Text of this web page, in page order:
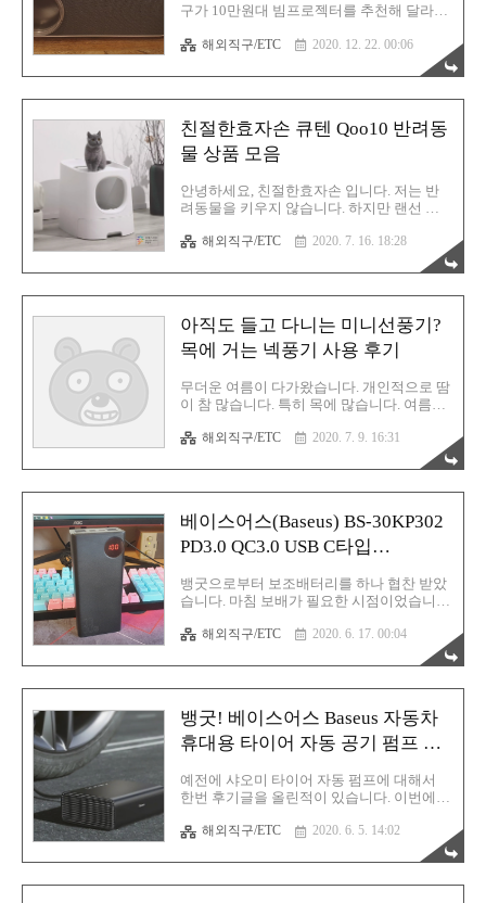
방에도 있으면 더할나위없이 좋을 것 같은
제품입니다. 센서형 자동 손세정기 입니다.
샤오미 미지아에서 나온 상품으
rgy0409.tistory.com 이번에 구매한 디스펜서
는 정확히는 중국의 심플웨이(Si..
구가 10만원대 빔프로젝터를 추천해 달라는
진행하는데 가지고있던 빔프로젝터가 슬슬
오늘 내일 하고 있다는군요. 하지만 국내에
서 판매하는 PPT용 빔프로젝터는 대체로 비
싼 편! 10만원대를 맞추자니 해상도와 기타
내 판매는 잠시 접어두고 해외로 시야를 넓
혀야 합니다. 기욍이면 빨리 배송을 받기를
희망하고 있습니다. 즉 알리익스프레스는 탈
락입니다. 그럼 답은 한 곳입니다. 큐텐입니
다. 큐텐도 판매처마다 배송 기간이 제각각
이지만 대체로 빨랐던 경험이 많습니다. 이
번에도 믿고 구매해 볼 생각입니다. 마침 괜
찮은 상품을 봐둔게 있습니다. 16만원대
(2020.11.21 기준) 가격을 형성하고 ..
해외직구/ETC 2020. 12. 22. 00:06
친절한효자손 큐텐 Qoo10 반려동
물 상품 모음
안녕하세요, 친절한효자손 입니다. 저는 반
려동물을 키우지 않습니다. 하지만 랜선 집
다. 그래서 한번 모아봤습니다. 만약 지금 반
려동물을 키운다면 저는 이런 제품을 구매하
고 싶습니다. 그러나 가장 중요한건 녀석들
이 좋아해줄지에 대한 부분이겠죠? 이건 뭐
로 저집 고양이는 좋아하는데 우리집 고양이
는 싫어할수도 있을겁니다. 솔직히 캐바캐인
것 같아요. 어찌되었든 확실한 건 구매를 해
보고 욘석들에게 냄새를 맡게 한 다음에 과
연 호기심 어린 눈으로 지켜봐주고 직접 이
용하게 될지 눈으로 겪어봐야 한다는 것 입
니다. 큐텐에서 판매하는 반려동물 용품들
중, 이건 필요하겠다 싶은 상품들을 모았습
니다. 랜선집사 뿐만 아니라 현재 반려동물
해외직구/ETC 2020. 7. 16. 18:28
아직도 들고 다니는 미니선풍기?
목에 거는 넥풍기 사용 후기
무더운 여름이 다가왔습니다. 개인적으로 땀
이 참 많습니다. 특히 목에 많습니다. 여름에
용이죠. 그리고 한 손에는 꼭 손풍기를 쥐고
있습니다. 땀 말리기용이죠. 그러나 대중교
통을 이용한다거나 뭔가 짐이 많을때는 이마
저도 제대로 할 수 없습니다. 그래서! 이걸 구
게된 상품입니다. 목에 뭔가를 걸고 있더군
요. 이래서 PPL이 무서운 겁니다. 런닝맨과
뭔가 매칭이 잘 되는 듯 합니다. 뛰면서도 즐
기는 차가운 바람의 여유를 느끼고 싶다면?
이게 딱일 것 같습니다. 오늘의 주인공! 목에
거는 선풍기! 넥풍기 되시겠습니다. 넥풍기
M6 이모저모큐텐에서 구매했습니다. 모델
명은 M6 입니다. 영어명은 Leafless Hanging
Ne..
해외직구/ETC 2020. 7. 9. 16:31
베이스어스(Baseus) BS-30KP302
PD3.0 QC3.0 USB C타입
뱅굿으로부터 보조배터리를 하나 협찬 받았
습니다. 마침 보배가 필요한 시점이었습니
장이 났기 때문이죠. 베이스어스(Baseus) 라
고 하는 이 브랜드는 국내에서도 나름 인지
도가 있는 회사 입니다. 주변기기 전문 회사
죠. 처음 알게 된 계기는 바로 PD 케이블 이었
개를 사용 중 입니다. 견고하고 마감이 좋기
때문이죠. 거기에 가격까지 착합니다. 제품
좋고 가격 싸면 끝이죠. 그러므로 이번 보조
배터리도 믿고 사용할 수 있을 듯 합니다. 두
루 살펴보기 그리고 마침내 저 멀리에서 배
송되어 제 손아귀에 도착했습니다. 왠 해외
배송이 와 있길래 뭔가 하고 들어보니까 엄
청 묵직하더군요. 그때 알았죠. 보조배터리
로구나 하고 말입니다. ..
해외직구/ETC 2020. 6. 17. 00:04
뱅굿! 베이스어스 Baseus 자동차
휴대용 타이어 자동 공기 펌프 할
예전에 샤오미 타이어 자동 펌프에 대해서
한번 후기글을 올린적이 있습니다. 이번에는
펌프를 출시했습니다. 대상 차량은 SUV와 일
반 승용차 입니다. 베이스어스는 국내에서
휴대폰 악세서리 및 PC 악세서리로 인지도
가 있는 브랜드 입니다. 사양 살펴보기 색상:
해외직구/ETC 2020. 6. 5. 14:02